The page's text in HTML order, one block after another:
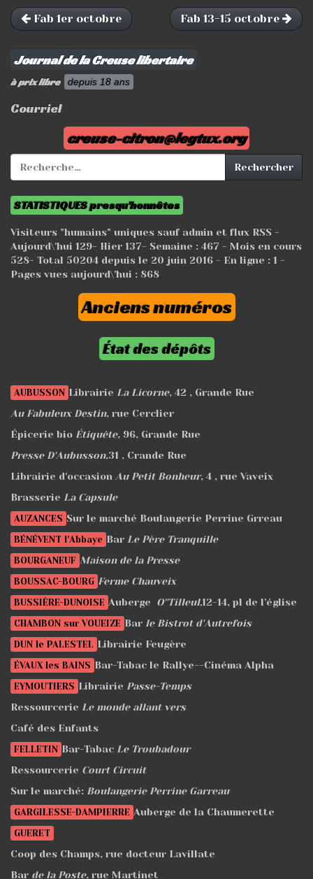
Fab 13-15 octobre
Fab 1er octobre
Journal de la Creuse libertaire
à prix libre depuis 18 ans
Courriel
creuse-citron@legtux.org
Rechercher :
Rechercher
STATISTIQUES presqu'honnêtes
Visiteurs "humains" uniques sauf admin et flux RSS -
Aujourd\'hui 129- Hier 137- Semaine : 467 - Mois en cours
528- Total 50204 depuis le 20 juin 2016 - En ligne : 1 -
Pages vues aujourd\'hui : 868
Anciens numéros
État des dépôts
AUBUSSON Librairie La Licorne, 42 , Grande Rue
Au Fabuleux Destin, rue Cerclier
Épicerie bio Étiquête, 96, Grande Rue
Presse D'Aubusson,31 , Crande Rue
Librairie d'occasion Au Petit Bonheur, 4 , rue Vaveix
Brasserie La Capsule
AUZANCES Sur le marché Boulangerie Perrine Grreau
BÉNÉVENT l'Abbaye Bar Le Père Tranquille
BOURGANEUF Maison de la Presse
BOUSSAC-BOURG Ferme Chauveix
BUSSIÈRE-DUNOISE Auberge O''Tilleul,12-14, pl de l'église
CHAMBON sur VOUEIZE Bar le Bistrot d'Autrefois
DUN le PALESTEL Librairie Feugère
ÉVAUX les BAINS Bar-Tabac le Rallye--Cinéma Alpha
EYMOUTIERS Librairie Passe-Temps
Ressourcerie Le monde allant vers
Café des Enfants
FELLETIN Bar-Tabac Le Troubadour
Ressourcerie Court Circuit
Sur le marché: Boulangerie Perrine Garreau
GARGILESSE-DAMPIERRE Auberge de la Chaumerette
GUERET
Coop des Champs, rue docteur Lavillate
Bar de la Poste, rue Martinet